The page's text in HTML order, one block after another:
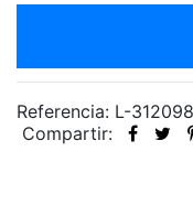
Referencia: L-
Compartir: